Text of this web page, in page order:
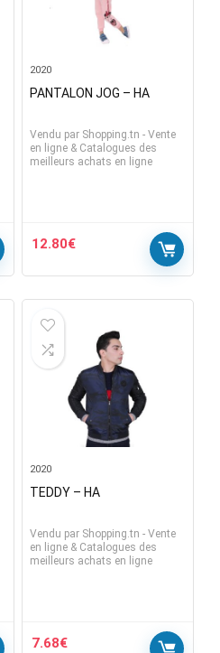
2020
PANTALON JOG – HA
Vendu parShopping.tn - Vente
en ligne & Catalogues des
meilleurs achats en ligne
12.80€
2020
TEDDY – HA
Vendu parShopping.tn - Vente
en ligne & Catalogues des
meilleurs achats en ligne
7.68€